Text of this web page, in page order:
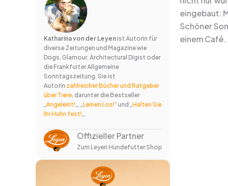
Katharina von der Leyen ist Autorin für
diverse Zeitungen und Magazine wie
Dogs, Glamour, Architectural Digist oder
die Frankfurter Allgemeine
Sonntagszeitung. Sie ist
Autorin zahlreicher Bücher und Ratgeber
über Tiere , darunter die Bestseller
Angeleint! Leinen Los!“ und „ Halten Sie
Ihr Huhn fest!
Offizieller Partner
Zum Leyen Hundefutter Shop
eingebaut:
Schöner
einem